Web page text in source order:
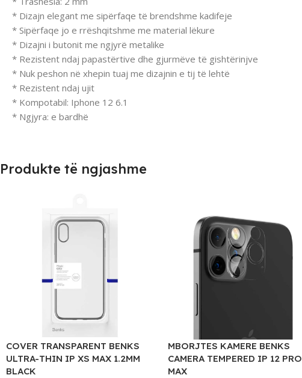
* Dizajn elegant me sipërfaqe të brendshme kadifeje
* Sipërfaqe jo e rrëshqitshme me material lëkure
* Dizajni i butonit me ngjyrë metalike
* Rezistent ndaj papastërtive dhe gjurmëve të gishtërinjve
* Nuk peshon në xhepin tuaj me dizajnin e tij të lehtë
* Rezistent ndaj ujit
* Kompotabil: Iphone 12 6.1
* Ngjyra: e bardhë
Produkte të ngjashme
COVER TRANSPARENT BENKS
ULTRA-THIN IP XS MAX 1.2MM
BLACK
MBORJTES KAMERE BENKS
CAMERA TEMPERED IP 12 PRO
MAX